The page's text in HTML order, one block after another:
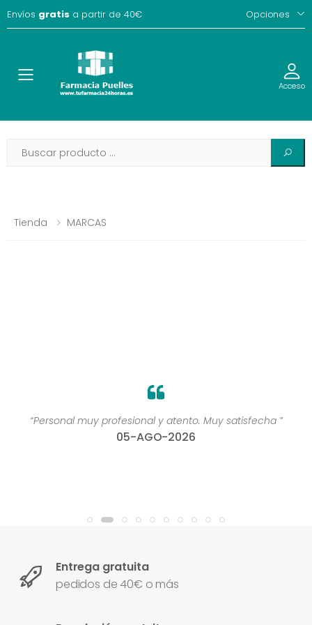
Envíos gratis a partir de 40€ Opciones
Toggle Acceso
Tienda MARCAS
“Personal muy profesional y atento. Muy satisfecha ”
05-AGO-2026
Entrega gratuita
pedidos de 40€ o más